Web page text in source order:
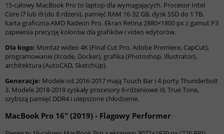
15-calowy MacBook Pro to laptop dla wymagających. Procesor Intel
Core i7 lub i9 (do 8 rdzeni), pamięć RAM 16-32 GB, dysk SSD do 1 TB,
karta graficzna AMD Radeon Pro. Ekran Retina 2880×1800 px z gamut P3
zapewnia precyzję kolorów dla grafików i video edytorów.
Dla kogo: Montaż wideo 4K (Final Cut Pro, Adobe Premiere, CapCut),
programowanie (Xcode, Docker), grafika (Photoshop, Illustrator),
architektura (AutoCAD, SketchUp).
Generacje: Modele od 2016-2017 mają Touch Bar i 4 porty Thunderbolt
3. Modele 2018-2019 zyskały procesory 6-rdzeniowe i9, True Tone,
szybszą pamięć DDR4 i ulepszone chłodzenie.
MacBook Pro 16" (2019) - Flagowy Performer